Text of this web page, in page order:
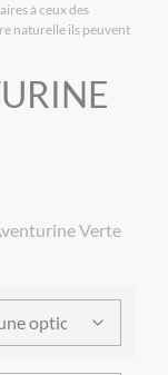
à ceux des
naturelle ils peuvent
Verte